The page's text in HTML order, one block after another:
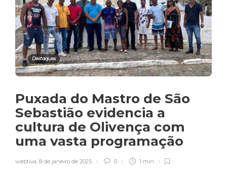
Destaques
Puxada do Mastro de São
Sebastião evidencia a
cultura de Olivença com
uma vasta programação
webtiva, 8 de janeiro de 2025 0 1 min